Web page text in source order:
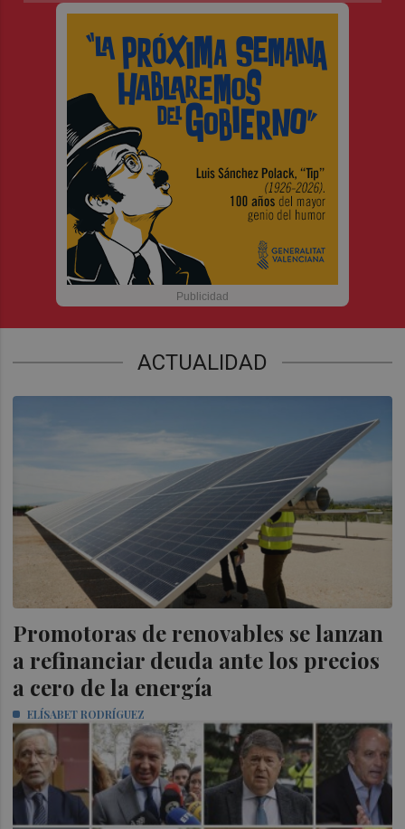
ACTUALIDAD
Promotoras de renovables se lanzan
a refinanciar deuda ante los precios
a cero de la energía
ELÍSABET RODRÍGUEZ